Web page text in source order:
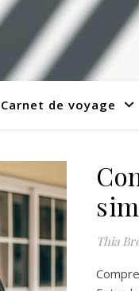
Carnet de voyage
Thia